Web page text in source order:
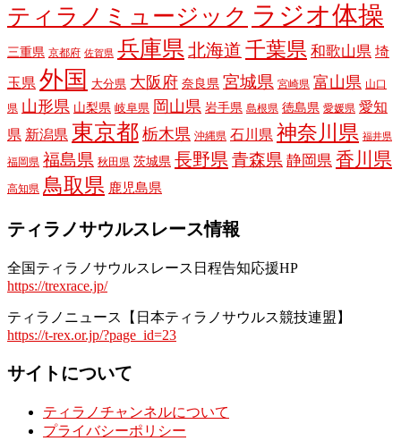
ティラノミュージック ラジオ体操
三重県 京都府 佐賀県 兵庫県 北海道 千葉県 和歌山県 埼
玉県 外国 大分県 大阪府 奈良県 宮城県 宮崎県 富山県 山口
県 山形県 山梨県 岐阜県 岡山県 岩手県 島根県 徳島県 愛媛県 愛知
県 新潟県 東京都 栃木県 沖縄県 石川県 神奈川県 福井県
福岡県 福島県 秋田県 茨城県 長野県 青森県 静岡県 香川県
高知県 鳥取県 鹿児島県
ティラノサウルスレース情報
全国ティラノサウルスレース日程告知応援HP
https://trexrace.jp/
ティラノニュース【日本ティラノサウルス競技連盟】
https://t-rex.or.jp/?page_id=23
サイトについて
ティラノチャンネルについて
プライバシーポリシー